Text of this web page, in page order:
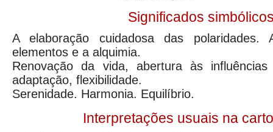
Significados
A elaboração cuidadosa das polaridades.
elementos e a alquimia.
Renovação da vida, abertura às influências
adaptação, flexibilidade.
Serenidade. Harmonia. Equilíbrio.
Interpretações usuais na